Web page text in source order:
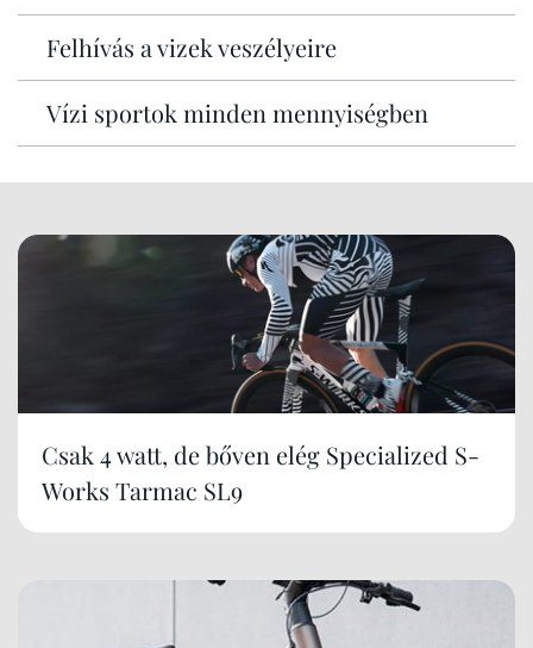
Felhívás a vizek veszélyeire
Vízi sportok minden mennyiségben
Csak 4 watt, de bőven elég Specialized S-
Works Tarmac SL9